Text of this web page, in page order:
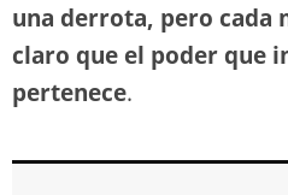
una derrota, pero cada
claro que el poder que
pertenece.